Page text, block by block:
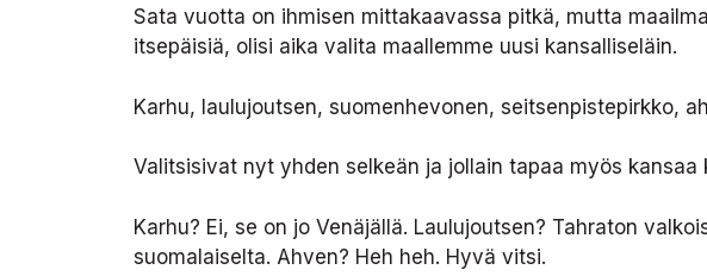
Sata vuotta on ihmisen mittakaavassa pitkä, mutta
itsepäisiä, olisi aika valita maallemme uusi kansalliseläin.
Karhu, laulujoutsen, suomenhevonen, seitsenpistepirkko,
Valitsisivat nyt yhden selkeän ja jollain tapaa myös kansaa
Karhu? Ei, se on jo Venäjällä. Laulujoutsen? Tahraton
suomalaiselta. Ahven? Heh heh. Hyvä vitsi.